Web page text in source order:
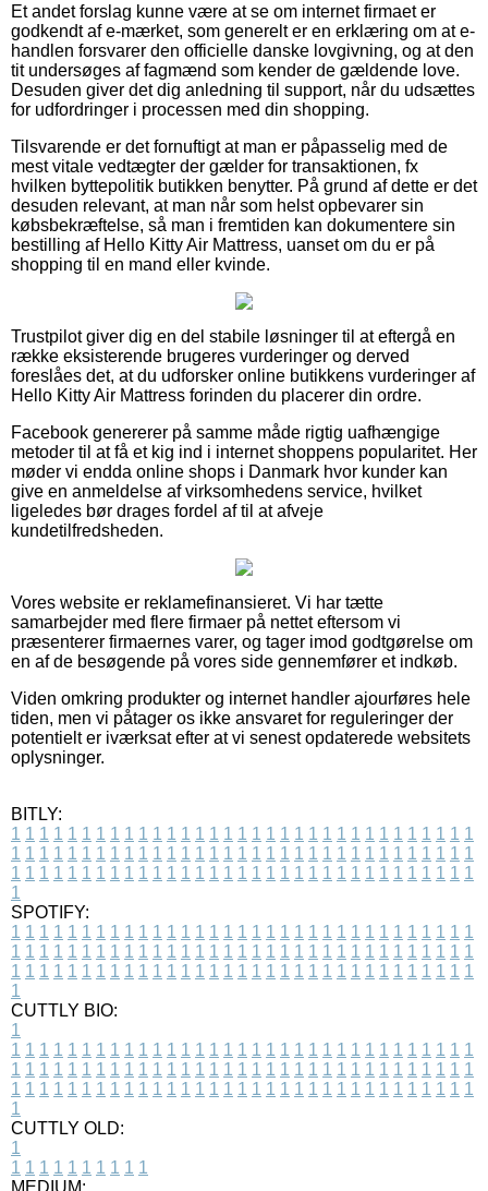
Et andet forslag kunne være at se om internet firmaet er
godkendt af e-mærket, som generelt er en erklæring om at e-
handlen forsvarer den officielle danske lovgivning, og at den
tit undersøges af fagmænd som kender de gældende love.
Desuden giver det dig anledning til support, når du udsættes
for udfordringer i processen med din shopping.
Tilsvarende er det fornuftigt at man er påpasselig med de
mest vitale vedtægter der gælder for transaktionen, fx
hvilken byttepolitik butikken benytter. På grund af dette er det
desuden relevant, at man når som helst opbevarer sin
købsbekræftelse, så man i fremtiden kan dokumentere sin
bestilling af Hello Kitty Air Mattress, uanset om du er på
shopping til en mand eller kvinde.
Trustpilot giver dig en del stabile løsninger til at eftergå en
række eksisterende brugeres vurderinger og derved
foreslåes det, at du udforsker online butikkens vurderinger af
Hello Kitty Air Mattress forinden du placerer din ordre.
Facebook genererer på samme måde rigtig uafhængige
metoder til at få et kig ind i internet shoppens popularitet. Her
møder vi endda online shops i Danmark hvor kunder kan
give en anmeldelse af virksomhedens service, hvilket
ligeledes bør drages fordel af til at afveje
kundetilfredsheden.
Vores website er reklamefinansieret. Vi har tætte
samarbejder med flere firmaer på nettet eftersom vi
præsenterer firmaernes varer, og tager imod godtgørelse om
en af de besøgende på vores side gennemfører et indkøb.
Viden omkring produkter og internet handler ajourføres hele
tiden, men vi påtager os ikke ansvaret for reguleringer der
potentielt er iværksat efter at vi senest opdaterede websitets
oplysninger.
BITLY:
1 1 1 1 1 1 1 1 1 1 1 1 1 1 1 1 1 1 1 1 1 1 1 1 1 1 1 1 1 1 1 1 1
1 1 1 1 1 1 1 1 1 1 1 1 1 1 1 1 1 1 1 1 1 1 1 1 1 1 1 1 1 1 1 1 1
1 1 1 1 1 1 1 1 1 1 1 1 1 1 1 1 1 1 1 1 1 1 1 1 1 1 1 1 1 1 1 1 1
1
SPOTIFY:
1 1 1 1 1 1 1 1 1 1 1 1 1 1 1 1 1 1 1 1 1 1 1 1 1 1 1 1 1 1 1 1 1
1 1 1 1 1 1 1 1 1 1 1 1 1 1 1 1 1 1 1 1 1 1 1 1 1 1 1 1 1 1 1 1 1
1 1 1 1 1 1 1 1 1 1 1 1 1 1 1 1 1 1 1 1 1 1 1 1 1 1 1 1 1 1 1 1 1
1
CUTTLY BIO:
1
1 1 1 1 1 1 1 1 1 1 1 1 1 1 1 1 1 1 1 1 1 1 1 1 1 1 1 1 1 1 1 1 1
1 1 1 1 1 1 1 1 1 1 1 1 1 1 1 1 1 1 1 1 1 1 1 1 1 1 1 1 1 1 1 1 1
1 1 1 1 1 1 1 1 1 1 1 1 1 1 1 1 1 1 1 1 1 1 1 1 1 1 1 1 1 1 1 1 1
1
CUTTLY OLD:
1
1 1 1 1 1 1 1 1 1 1
MEDIUM: